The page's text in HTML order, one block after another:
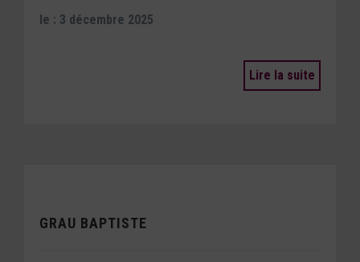
le : 3 décembre 2025
Lire la suite
GRAU BAPTISTE